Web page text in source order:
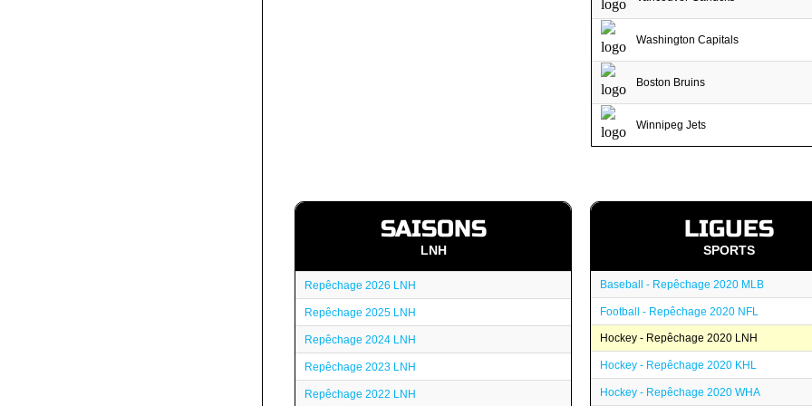
Washington Capitals
Boston Bruins
Winnipeg Jets
SAISONS
LNH
Repêchage 2026 LNH
Repêchage 2025 LNH
Repêchage 2024 LNH
Repêchage 2023 LNH
Repêchage 2022 LNH
LIGUES
SPORTS
Baseball - Repêchage 2020 MLB
Football - Repêchage 2020 NFL
Hockey - Repêchage 2020 LNH
Hockey - Repêchage 2020 KHL
Hockey - Repêchage 2020 WHA